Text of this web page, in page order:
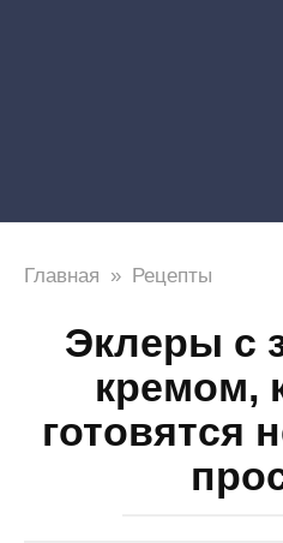
Главная » Рецепты
Эклеры с
кремом,
готовятся